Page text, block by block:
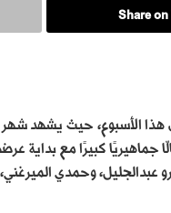
Share on
الأسبوع، حيث يشهد شهر
جماهيريًا كبيرًا مع بداية
عبدالجليل، وحمدي